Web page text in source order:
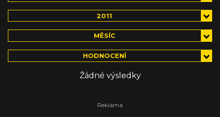
2011
MĚSÍC
HODNOCENÍ
Žádné výsledky